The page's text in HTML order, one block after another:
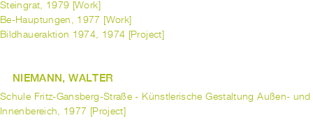
Steingrat, 1979 [Work]
Be-Hauptungen, 1977 [Work]
Bildhaueraktion 1974, 1974 [Project]
NIEMANN, WALTER
Schule Fritz-Gansberg-Straße - Künstlerische Gestaltung Außen- und
Innenbereich, 1977 [Project]